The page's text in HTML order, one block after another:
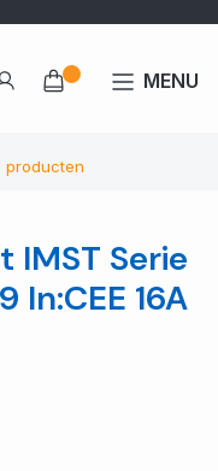
producten
MENU
IMST Serie
In:CEE 16A